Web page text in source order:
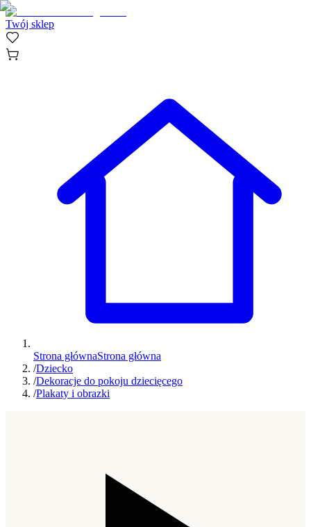
Twój sklep
Strona głównaStrona główna
/Dziecko
/Dekoracje do pokoju dziecięcego
/Plakaty i obrazki